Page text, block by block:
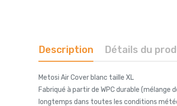
Description Détails du
Metosi Air Cover blanc taille XL
Fabriqué à partir de WPC durable (mélange
longtemps dans toutes les conditions